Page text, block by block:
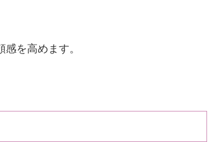
を高めます。